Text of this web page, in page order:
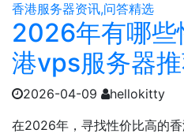
香港服务器资讯,问答精选
2026年有哪些
港vps服务器推
2026-04-09
hellokitty
在2026年，寻找性价比高的